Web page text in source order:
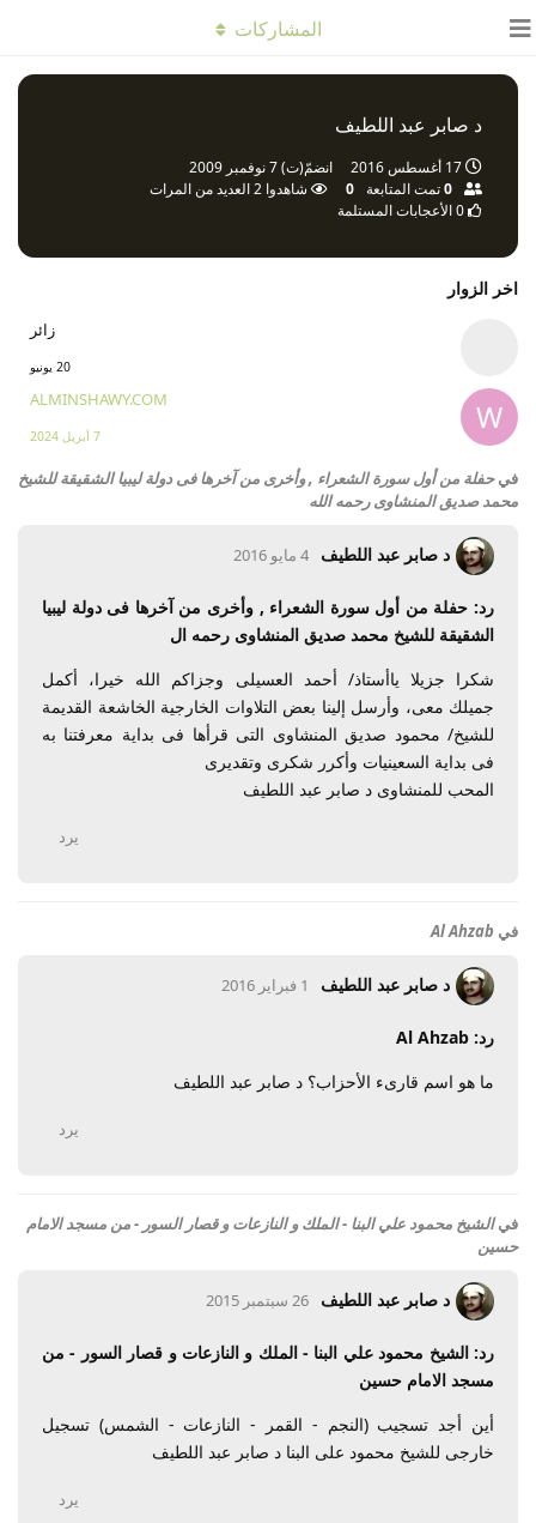
د صابر عبد اللطيف
17 أغسطس 2016 انضمّ(ت)7 نوفمبر 2009
0تمت المتابعة 0 شاهدوا 2العديد من المرات
0الأعجابات المستلمة
المشاركات
اخر الزوار
زائر
20 يونيو
W
ALMINSHAWY.COM
7 أبريل 2024
فيحفلة من أول سورة الشعراء , وأخرى من آخرها فى دولة ليبيا الشقيقة للشيخ
محمد صديق المنشاوى رحمه الله
د صابر عبد اللطيف 4 مايو 2016
رد: حفلة من أول سورة الشعراء , وأخرى من آخرها فى دولة ليبيا
الشقيقة للشيخ محمد صديق المنشاوى رحمه ال
شكرا جزيلا ياأستاذ/ أحمد العسيلى وجزاكم الله خيرا، أكمل
جميلك معى، وأرسل إلينا بعض التلاوات الخارجية الخاشعة القديمة
للشيخ/ محمود صديق المنشاوى التى قرأها فى بداية معرفتنا به
فى بداية السعينيات وأكرر شكرى وتقديرى
المحب للمنشاوى د صابر عبد اللطيف
يرد
في Al Ahzab
د صابر عبد اللطيف 1 فبراير 2016
رد: Al Ahzab
ما هو اسم قارىء الأحزاب؟ د صابر عبد اللطيف
يرد
فيالشيخ محمود علي البنا - الملك و النازعات و قصار السور - من مسجد الامام
حسين
د صابر عبد اللطيف 26 سبتمبر 2015
رد: الشيخ محمود علي البنا - الملك و النازعات و قصار السور - من
مسجد الامام حسين
أين أجد تسجيب (النجم - القمر - النازعات - الشمس) تسجيل
خارجى للشيخ محمود على البنا د صابر عبد اللطيف
يرد